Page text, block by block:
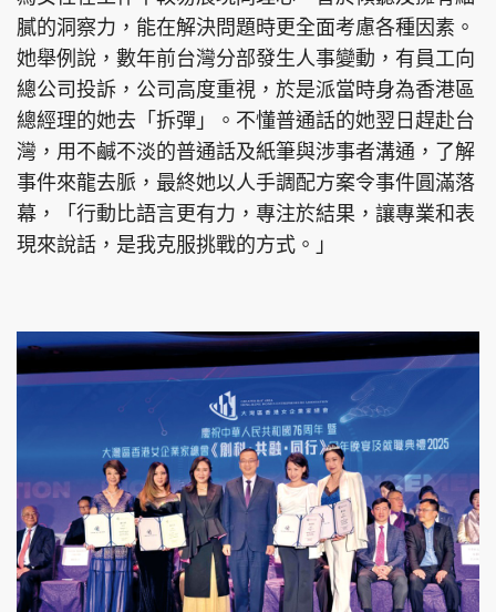
膩的洞察力，能在解決問題時更全面考慮各種因素。
她舉例說，數年前台灣分部發生人事變動，有員工向
總公司投訴，公司高度重視，於是派當時身為香港區
總經理的她去「拆彈」。不懂普通話的她翌日趕赴台
灣，用不鹹不淡的普通話及紙筆與涉事者溝通，了解
事件來龍去脈，最終她以人手調配方案令事件圓滿落
幕，「行動比語言更有力，專注於結果，讓專業和表
現來說話，是我克服挑戰的方式。」